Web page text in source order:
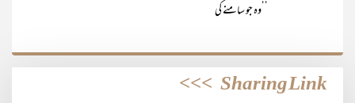
’’وہ جو سامنے کی
Sharing Link
>>>